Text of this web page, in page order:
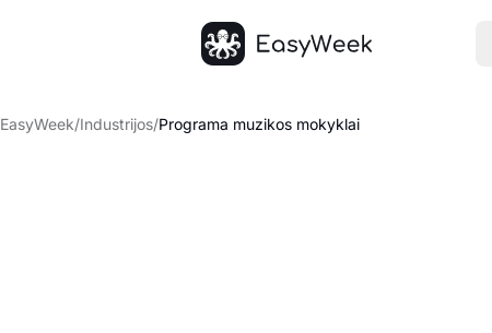
EasyWeek/Industrijos/Programa muzikos mokyklai